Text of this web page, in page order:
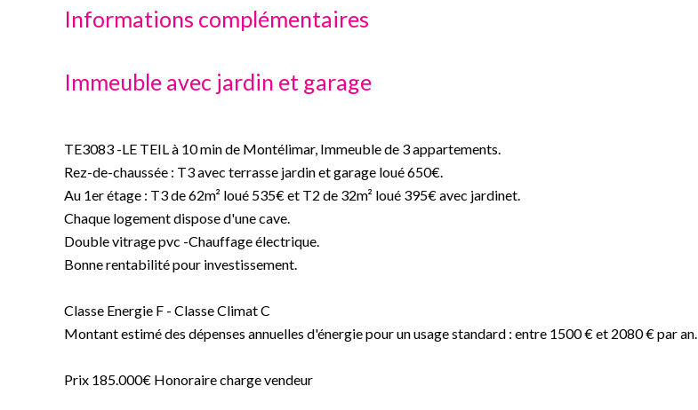
Informations complémentaires
Immeuble avec jardin et garage
TE3083 -LE TEIL à 10 min de Montélimar, Immeuble de 3 appartements.
Rez-de-chaussée : T3 avec terrasse jardin et garage loué 650€.
Au 1er étage : T3 de 62m² loué 535€ et T2 de 32m² loué 395€ avec jardinet.
Chaque logement dispose d'une cave.
Double vitrage pvc -Chauffage électrique.
Bonne rentabilité pour investissement.
Classe Energie F - Classe Climat C
Montant estimé des dépenses annuelles d'énergie pour un usage standard : entre 1500 € et 2080 € par an.
Prix 185.000€ Honoraire charge vendeur